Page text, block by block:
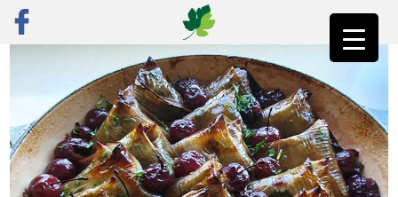
ראשי»מתכונים לשבועות על טהרת הצומח